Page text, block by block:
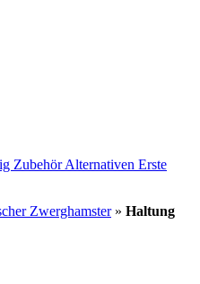
ZubehörAlternativen Erste
Zwerghamster» Haltung